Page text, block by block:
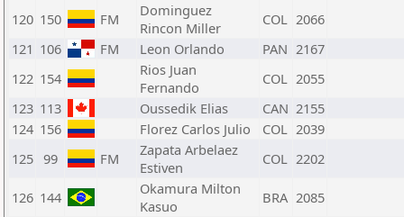
120 150 FM
Dominguez
Rincon Miller
COL 2066
121 106 FM Leon Orlando PAN 2167
122 154
Rios Juan
Fernando
COL 2055
123 113 Oussedik Elias CAN 2155
124 156 Florez Carlos Julio COL 2039
125 99 FM
Zapata Arbelaez
Estiven
COL 2202
126 144
Okamura Milton
Kasuo
BRA 2085